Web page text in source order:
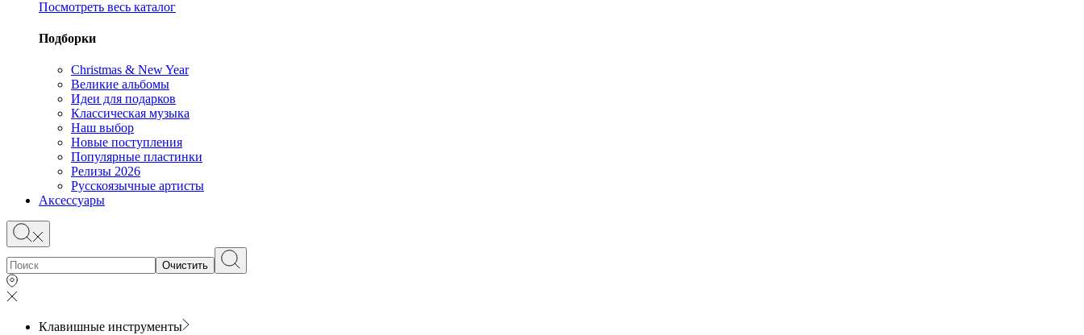
Посмотреть весь каталог
Подборки
Christmas & New Year
Великие альбомы
Идеи для подарков
Классическая музыка
Наш выбор
Новые поступления
Популярные пластинки
Релизы 2026
Русскоязычные артисты
Аксессуары
Очистить
Клавишные инструменты